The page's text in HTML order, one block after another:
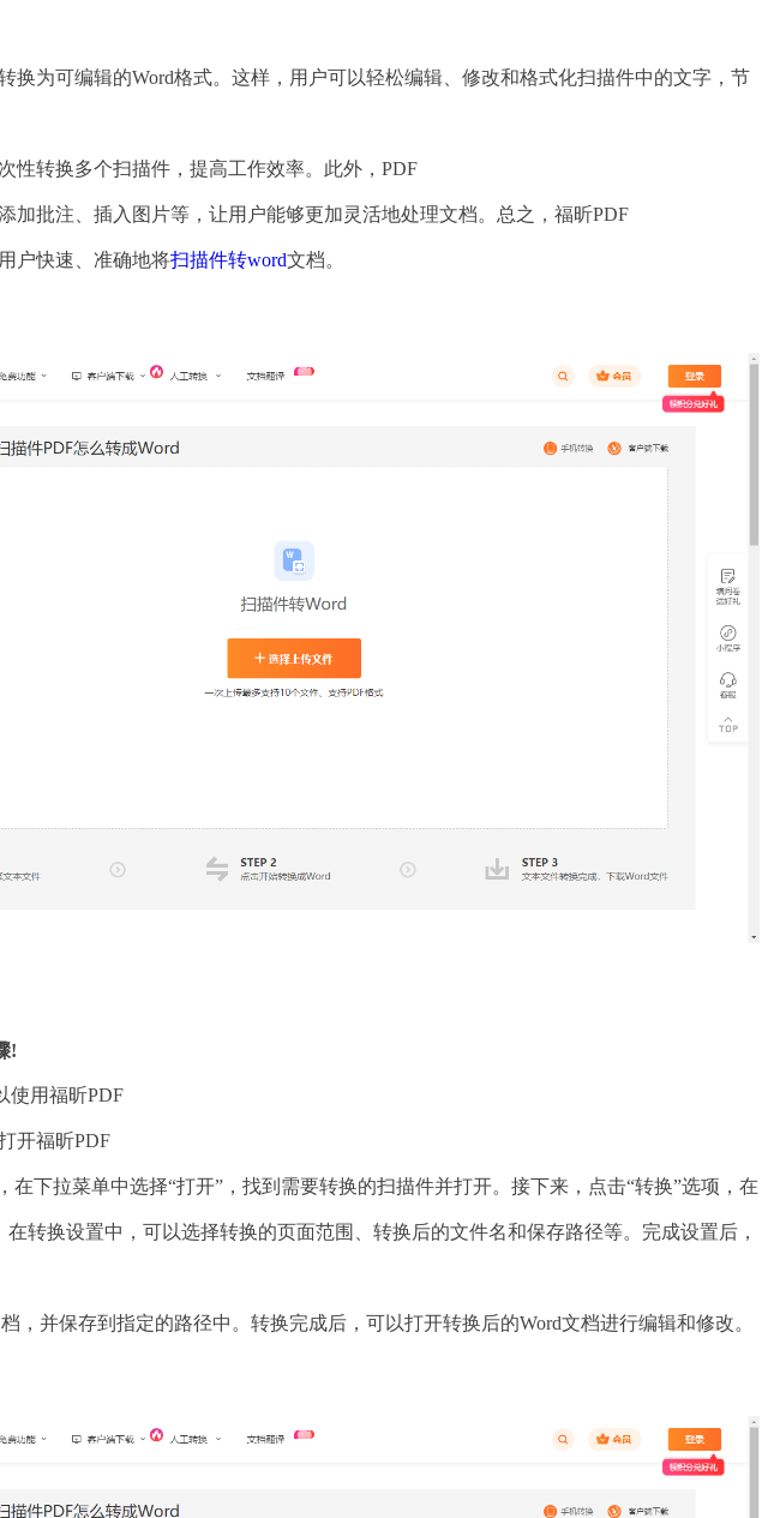
换为可编辑的Word格式。这样，用户可以轻松编辑、修改和格式化扫描件中的文字，节
性转换多个扫描件，提高工作效率。此外，PDF
加批注、插入图片等，让用户能够更加灵活地处理文档。总之，福昕PDF
户快速、准确地将扫描件转word文档。
!
使用福昕PDF
开福昕PDF
在下拉菜单中选择“打开”，找到需要转换的扫描件并打开。接下来，点击“转换”选项，在
在转换设置中，可以选择转换的页面范围、转换后的文件名和保存路径等。完成设置后，
，并保存到指定的路径中。转换完成后，可以打开转换后的Word文档进行编辑和修改。